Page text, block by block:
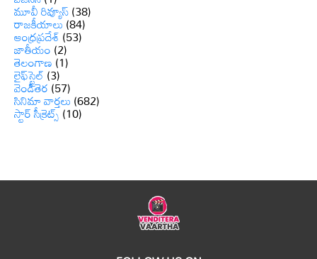
మూవీ రివ్యూస్(38)
రాజకీయాలు(84)
ఆంధ్రప్రదేశ్(53)
జాతీయం(2)
తెలంగాణ(1)
లైఫ్‌స్టైల్(3)
వెండితెర(57)
సినిమా వార్తలు(682)
స్టార్ సీక్రెట్స్(10)